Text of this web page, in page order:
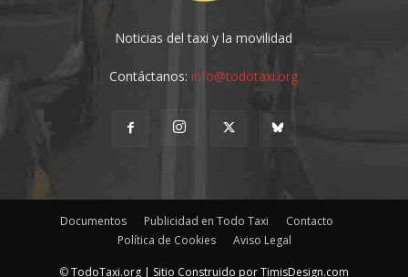
Noticias del taxi y la movilidad
Contáctanos:info@todotaxi.org
Documentos Publicidad en Todo Taxi
Contacto
Política de Cookies
Aviso Legal
©TodoTaxi.org | Sitio Construido porTimisDesign.com